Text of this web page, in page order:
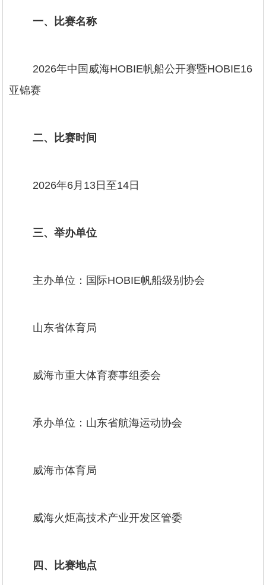
一、比赛名称
2026年中国威海HOBIE帆船公开赛暨HOBIE16
亚锦赛
二、比赛时间
2026年6月13日至14日
三、举办单位
主办单位：国际HOBIE帆船级别协会
山东省体育局
威海市重大体育赛事组委会
承办单位：山东省航海运动协会
威海市体育局
威海火炬高技术产业开发区管委
四、比赛地点